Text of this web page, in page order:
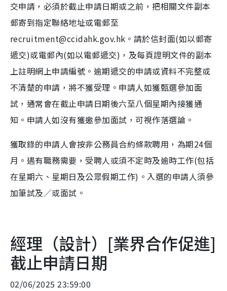
交申請，必須於截止申請日期或之前，把相關文件副本
郵寄到指定聯絡地址或電郵至
recruitment@ccidahk.gov.hk。請於信封面(如以郵寄
遞交)或電郵內(如以電郵遞交)，及每頁證明文件的副本
上註明網上申請編號。逾期遞交的申請或資料不完整或
不清楚的申請，將不獲受理。申請人如獲甄選參加面
試，通常會在截止申請日期後六至八個星期內接獲通
知。申請人如沒有獲邀參加面試，可視作落選論。
獲取錄的申請人會按非公務員合約條款聘用，為期24個
月。遇有職務需要，受聘人或須不定時及逾時工作(包括
在星期六、星期日及公眾假期工作)。入選的申請人須參
加筆試及／或面試。
經理（設計）[業界合作促進]
截止申請日期
02/06/2025 23:59:00